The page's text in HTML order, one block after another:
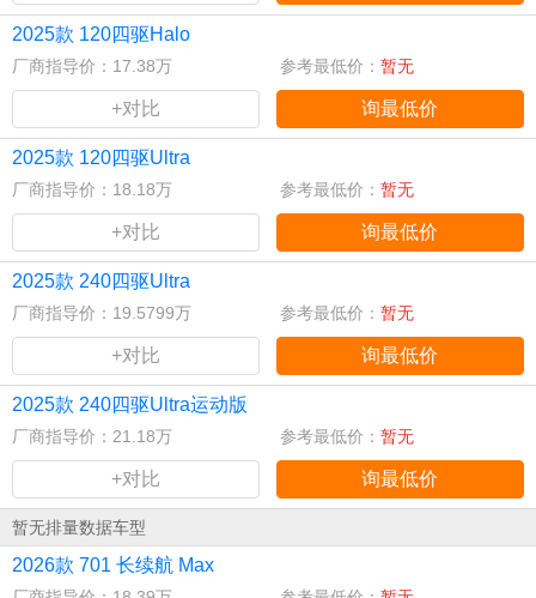
2025款 120四驱Halo
厂商指导价：17.38万 参考最低价： 暂无
+对比 询最低价
2025款 120四驱Ultra
厂商指导价：18.18万 参考最低价： 暂无
+对比 询最低价
2025款 240四驱Ultra
厂商指导价：19.5799万 参考最低价： 暂无
+对比 询最低价
2025款 240四驱Ultra运动版
厂商指导价：21.18万 参考最低价： 暂无
+对比 询最低价
暂无排量数据车型
2026款 701 长续航 Max